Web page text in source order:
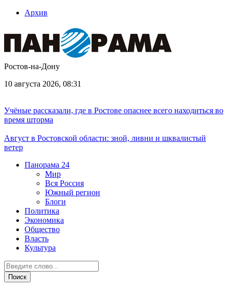
Архив
Ростов-на-Дону
10 августа 2026, 08:31
Учёные рассказали, где в Ростове опаснее всего находиться во
время шторма
Август в Ростовской области: зной, ливни и шквалистый
ветер
Панорама 24
Мир
Вся Россия
Южный регион
Блоги
Политика
Экономика
Общество
Власть
Культура